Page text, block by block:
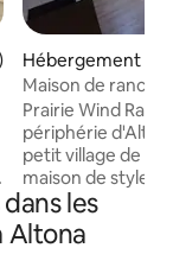
moyenne sur la
Hébergement ⋅
Maison de ranch
Prairie Wind
périphérie
petit village de
maison de style
2 salles de bain
dispose de
divertir la famille
les
Altona